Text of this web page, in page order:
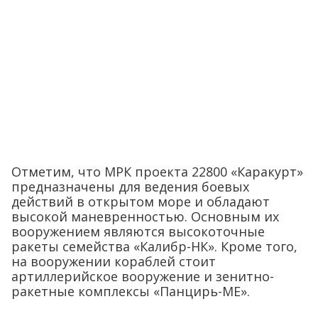
Отметим, что МРК проекта 22800 «Каракурт»
предназначены для ведения боевых
действий в открытом море и обладают
высокой маневренностью. Основным их
вооружением являются высокоточные
ракеты семейства «Калибр-НК». Кроме того,
на вооружении кораблей стоит
артиллерийское вооружение и зенитно-
ракетные комплексы «Панцирь-МЕ».